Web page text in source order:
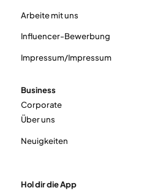
Arbeite mit uns
Influencer-Bewerbung
Impressum/Impressum
Business
Corporate
Über uns
Neuigkeiten
Hol dir die App